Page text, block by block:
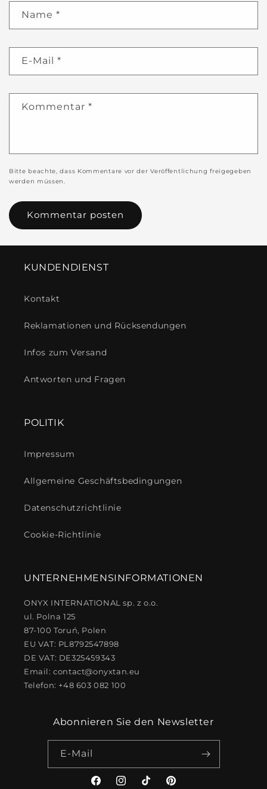
Name *
E-Mail *
Kommentar *
Bitte beachte, dass Kommentare vor der Veröffentlichung freigegeben
werden müssen.
KUNDENDIENST
Kontakt
Reklamationen und Rücksendungen
Infos zum Versand
Antworten und Fragen
POLITIK
Impressum
Allgemeine Geschäftsbedingungen
Datenschutzrichtlinie
Cookie-Richtlinie
UNTERNEHMENSINFORMATIONEN
ONYX INTERNATIONAL sp. z o.o.
ul. Polna 125
87-100 Toruń, Polen
EU VAT: PL8792547898
DE VAT: DE325459343
Email: contact@onyxtan.eu
Telefon: +48 603 082 100
Abonnieren Sie den Newsletter
E-Mail